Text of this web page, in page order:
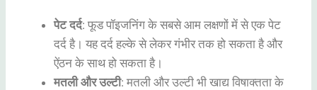
पेट दर्द: फूड पॉइजनिंग के सबसे आम लक्षणों में से एक पेट
दर्द है। यह दर्द हल्के से लेकर गंभीर तक हो सकता है और
ऐंठन के साथ हो सकता है।
मतली और उल्टी: मतली और उल्टी भी खाद्य विषाक्तता के